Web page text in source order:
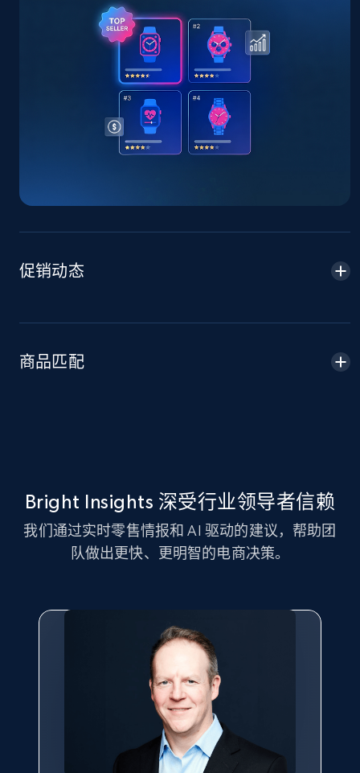
TikTok Shop - Collect TikTok shop products
by keywords search
URL, Title, Available, Description, Currency, Initial
price, Final price, Discount percent, and more.
667+
price, Final price, Discount percent, and more.
5.4K+
Amazon sellers info
URL, Product id, Title, Seller name, Seller rating,
Seller reviews, Breadcrumbs, Root category, and
eBay - Gather data on products using
URL, Product id, Title, Seller name, Seller rating,
Seller reviews, Breadcrumbs, Root category, and
促销动态
商品匹配
Bright Insights 深受行业领导者信赖
我们通过实时零售情报和 AI 驱动的建议，帮助团
队做出更快、更明智的电商决策。